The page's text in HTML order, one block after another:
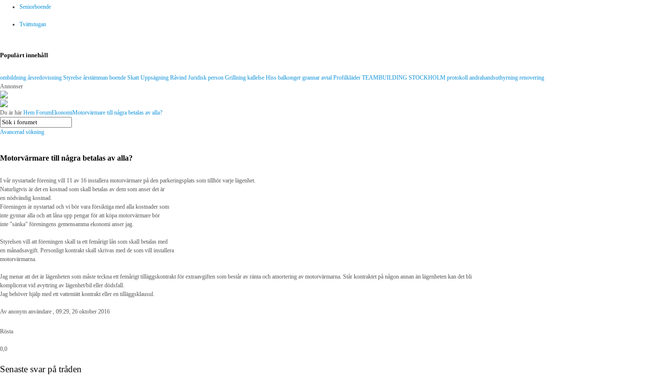
Seniorboende
Tvättstugan
Populärt innehåll
ombildning årsredovisning Styrelse årstämman boende Skatt Uppsägning Råvind Juridisk person Grillning kallelse Hiss balkonger grannar avtal Profilkläder TEAMBUILDING STOCKHOLM protokoll andrahandsuthyrning renovering
Annonser
Du är här Hem ForumEkonomiMotorvärmare till några betalas av alla?
Avancerad sökning
Motorvärmare till några betalas av alla?
I vår nystartade förening vill 11 av 16 installera motorvärmare på den parkeringsplats som tillhör varje lägenhet.
Naturligtvis är det en kostnad som skall betalas av dem som anser det är
en nödvändig kostnad.
Föreningen är nystartad och vi bör vara försiktiga med alla kostnader som
inte gynnar alla och att låna upp pengar för att köpa motorvärmare bör
inte "sänka" föreningens gemensamma ekonomi anser jag.
Styrelsen vill att föreningen skall ta ett femårigt lån som skall betalas med
en månadsavgift. Personligt kontrakt skall skrivas med de som vill installera
motorvärmarna.
Jag menar att det är lägenheten som måste teckna ett femårigt tilläggskontrakt för extraavgiften som består av ränta och amortering av motorvärmarna. Står kontraktet på någon annan än lägenheten kan det bli
komplicerat vid avyttring av lägenhet/bil eller dödsfall.
Jag behöver hjälp med ett vattentätt kontrakt eller en tilläggsklausul.
Av anonym användare , 09:29, 26 oktober 2016
Rösta
0,0
Senaste svar på tråden